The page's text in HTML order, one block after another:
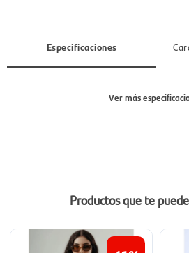
Especificaciones
Ver más
Productos que te